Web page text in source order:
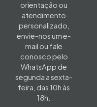
orientação ou
atendimento
personalizado,
envie-nos um e-
mail ou fale
conosco pelo
WhatsApp de
segunda a sexta-
feira, das 10h às
18h.